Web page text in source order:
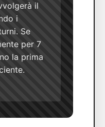
il
i
Se
per 7
la prima